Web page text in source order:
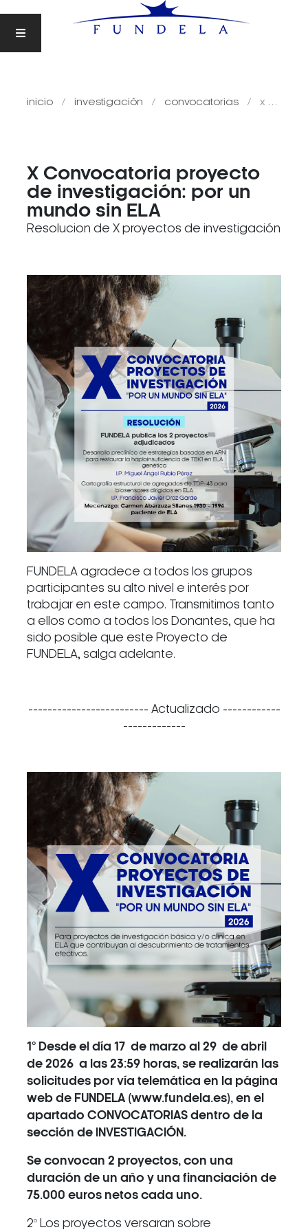
inicio investigación convocatorias x convocatoria proyecto de investigación: por un mundo sin ela
X Convocatoria proyecto
de investigación: por un
mundo sin ELA
Resolucion de X proyectos de investigación
FUNDELA agradece a todos los grupos
participantes su alto nivel e interés por
trabajar en este campo. Transmitimos tanto
a ellos como a todos los Donantes, que ha
sido posible que este Proyecto de
FUNDELA, salga adelante.
------------------------- Actualizado ------------
-------------
1º Desde el día 17 de marzo al 29 de abril
de 2026 a las 23:59 horas, se realizarán las
solicitudes por vía telemática en la página
web de FUNDELA (www.fundela.es), en el
apartado CONVOCATORIAS dentro de la
sección de INVESTIGACIÓN.
Se convocan 2 proyectos, con una
duración de un año y una financiación de
75.000 euros netos cada uno.
2º Los proyectos versaran sobre